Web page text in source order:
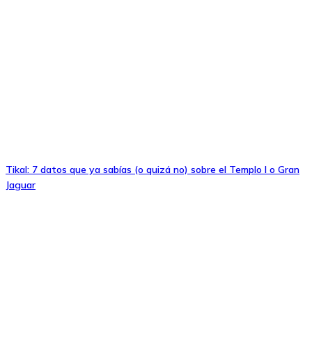
Tikal: 7 datos que ya sabías (o quizá no) sobre el Templo I o Gran
Jaguar